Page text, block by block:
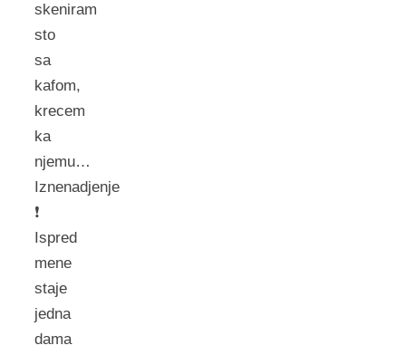
skeniram
sto
sa
kafom,
krecem
ka
njemu…
Iznenadjenje
❗
Ispred
mene
staje
jedna
dama